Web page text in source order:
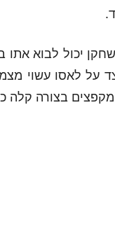
יכול לבוא אתו
על לאסו עשוי
בצורה